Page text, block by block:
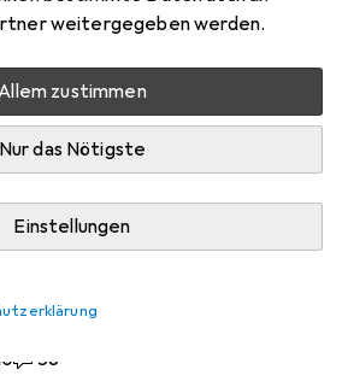
weitergegeben werden.
zustimmen
Nur das Nötigste
Einstellungen
Custom-
nicht
58 Kommentare
58